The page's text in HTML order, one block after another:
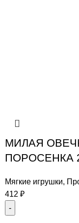
МИЛАЯ
ПОРОСЕНКА
Мягкие игрушки,
412 ₽